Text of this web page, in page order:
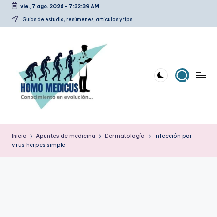
Saltar
vie., 7 ago. 2026 - 7:32:40 AM
Guías de estudio, resúmenes, artículos y tips
o
m
estudio,
Inicio Apuntes de medicina Dermatología
Infección por
virus herpes simple